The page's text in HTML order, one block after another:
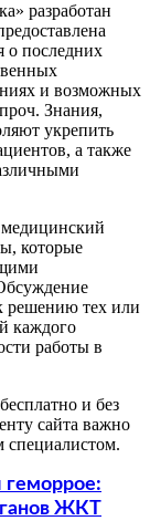
разработан
о последних
и возможных
Знания,
укрепить
а также
которые
решению тех или
каждого
работы в
и без
сайта важно
специалистом.
геморрое:
ЖКТ